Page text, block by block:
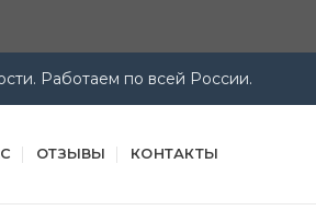
Работаем по всей России.
ОТЗЫВЫ КОНТАКТЫ